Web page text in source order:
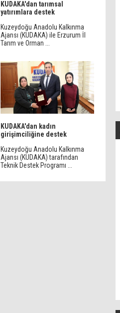
KUDAKA'dan tarımsal
yatırımlara destek
Kuzeydoğu Anadolu Kalkınma
Ajansı (KUDAKA) ile Erzurum İl
Tarım ve Orman ...
KUDAKA'dan kadın
girişimciliğine destek
Kuzeydoğu Anadolu Kalkınma
Ajansı (KUDAKA) tarafından
Teknik Destek Programı ...